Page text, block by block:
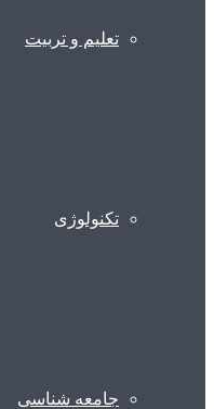
تعلیم و تربیت
تکنولوژی
جامعه شناسی